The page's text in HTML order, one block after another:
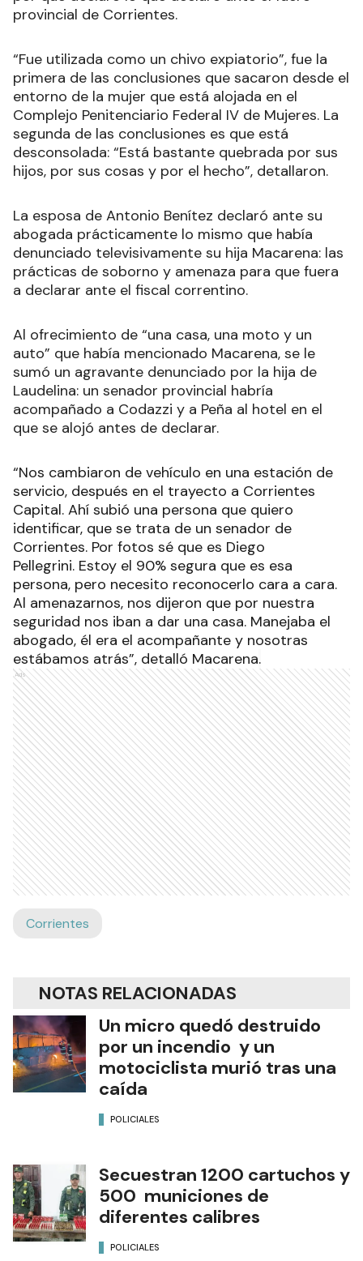
provincial de Corrientes.
“Fue utilizada como un chivo expiatorio”, fue la
primera de las conclusiones que sacaron desde el
entorno de la mujer que está alojada en el
Complejo Penitenciario Federal IV de Mujeres. La
segunda de las conclusiones es que está
desconsolada: “Está bastante quebrada por sus
hijos, por sus cosas y por el hecho”, detallaron.
La esposa de Antonio Benítez declaró ante su
abogada prácticamente lo mismo que había
denunciado televisivamente su hija Macarena: las
prácticas de soborno y amenaza para que fuera
a declarar ante el fiscal correntino.
Al ofrecimiento de “una casa, una moto y un
auto” que había mencionado Macarena, se le
sumó un agravante denunciado por la hija de
Laudelina: un senador provincial habría
acompañado a Codazzi y a Peña al hotel en el
que se alojó antes de declarar.
“Nos cambiaron de vehículo en una estación de
servicio, después en el trayecto a Corrientes
Capital. Ahí subió una persona que quiero
identificar, que se trata de un senador de
Corrientes. Por fotos sé que es Diego
Pellegrini. Estoy el 90% segura que es esa
persona, pero necesito reconocerlo cara a cara.
Al amenazarnos, nos dijeron que por nuestra
seguridad nos iban a dar una casa. Manejaba el
abogado, él era el acompañante y nosotras
estábamos atrás”, detalló Macarena.
Ads
Corrientes
NOTAS RELACIONADAS
Un micro quedó destruido
por un incendio y un
motociclista murió tras una
caída
POLICIALES
Secuestran 1200 cartuchos y
500 municiones de
diferentes calibres
POLICIALES